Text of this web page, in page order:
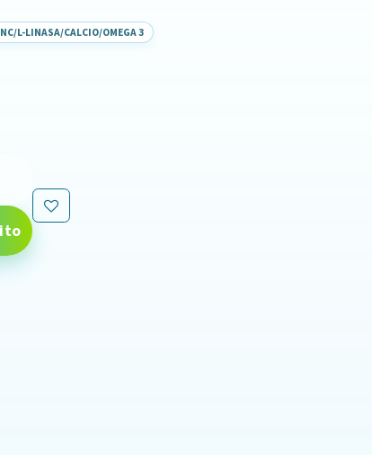
L-LINASA/CALCIO/OMEGA 3